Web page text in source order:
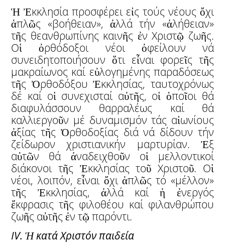
Ἡ Ἐκκλησία προσφέρει εἰς τούς νέους ὄχι
ἁπλῶς «βοήθειαν», ἀλλά τήν «ἀλήθειαν»
τῆς θεανθρωπίνης καινῆς ἐν Χριστῷ ζωῆς.
Οἱ ὀρθόδοξοι νέοι ὀφείλουν νά
συνειδητοποιήσουν ὅτι εἶναι φορεῖς τῆς
μακραίωνος καί εὐλογημένης παραδόσεως
τῆς Ὀρθοδόξου Ἐκκλησίας, ταυτοχρόνως
δέ καί οἱ συνεχισταί αὐτῆς, οἱ ὁποῖοι θά
διαφυλάσσουν θαρραλέως καί θά
καλλιεργοῦν μέ δυναμισμόν τάς αἰωνίους
ἀξίας τῆς Ὀρθοδοξίας διά νά δίδουν τήν
ζείδωρον χριστιανικήν μαρτυρίαν. Ἐξ
αὐτῶν θά ἀναδειχθοῦν οἱ μελλοντικοί
διάκονοι τῆς Ἐκκλησίας τοῦ Χριστοῦ. Οἱ
νέοι, λοιπόν, εἶναι ὄχι ἁπλῶς τό «μέλλον»
τῆς Ἐκκλησίας, ἀλλά καί ἡ ἐνεργός
ἔκφρασις τῆς φιλοθέου καί φιλανθρώπου
ζωῆς αὐτῆς ἐν τῷ παρόντι.
ΙV.Ἡκατά Χριστόν παιδεία